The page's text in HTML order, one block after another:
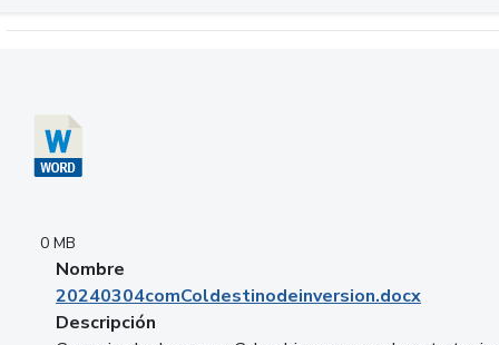
0 MB
Nombre
20240304comColdestinodeinversion.docx
Descripción